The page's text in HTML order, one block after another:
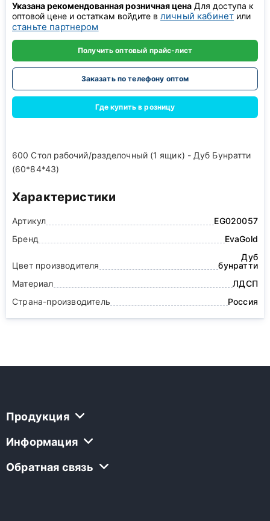
Указана рекомендованная розничная цена Для доступа к
оптовой цене и остаткам войдите в личный кабинет или
станьте партнером
Получить оптовый прайс-лист
Заказать по телефону оптом
Где купить в розницу
600 Стол рабочий/разделочный (1 ящик) - Дуб Бунратти
(60*84*43)
Характеристики
Артикул
EG020057
Бренд
EvaGold
Цвет производителя
Дуб
бунратти
Материал
ЛДСП
Страна-производитель
Россия
Продукция
Информация
Обратная связь